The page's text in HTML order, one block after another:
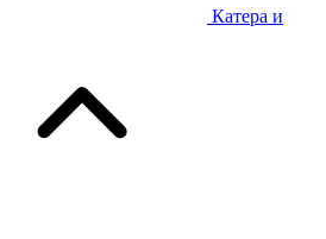
Катера и